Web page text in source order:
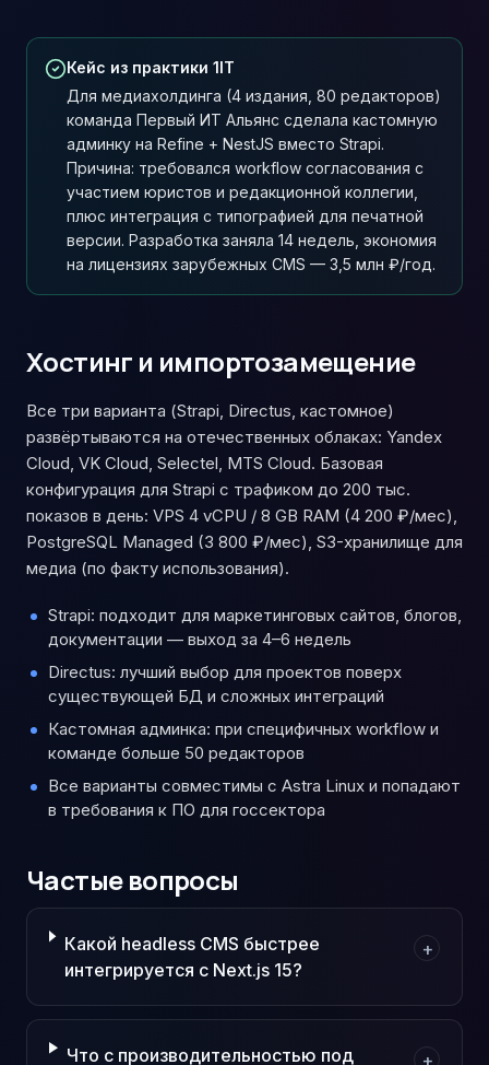
Кейс из практики 1IT
Для медиахолдинга (4 издания, 80 редакторов)
команда Первый ИТ Альянс сделала кастомную
админку на Refine + NestJS вместо Strapi.
Причина: требовался workflow согласования с
участием юристов и редакционной коллегии,
плюс интеграция с типографией для печатной
версии. Разработка заняла 14 недель, экономия
на лицензиях зарубежных CMS — 3,5 млн ₽/год.
Хостинг и импортозамещение
Все три варианта (Strapi, Directus, кастомное)
развёртываются на отечественных облаках: Yandex
Cloud, VK Cloud, Selectel, MTS Cloud. Базовая
конфигурация для Strapi с трафиком до 200 тыс.
показов в день: VPS 4 vCPU / 8 GB RAM (4 200 ₽/мес),
PostgreSQL Managed (3 800 ₽/мес), S3-хранилище для
медиа (по факту использования).
Strapi: подходит для маркетинговых сайтов, блогов,
документации — выход за 4–6 недель
Directus: лучший выбор для проектов поверх
существующей БД и сложных интеграций
Кастомная админка: при специфичных workflow и
команде больше 50 редакторов
Все варианты совместимы с Astra Linux и попадают
в требования к ПО для госсектора
Частые вопросы
Какой headless CMS быстрее
интегрируется с Next.js 15?
+
Что с производительностью под +